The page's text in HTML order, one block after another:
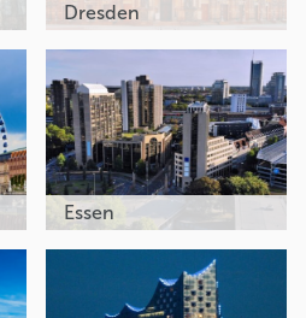
Dresden
Essen